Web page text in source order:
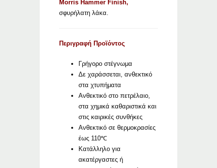
Morris Hammer Finish,
σφυρήλατη λάκα.
Περιγραφή Προϊόντος
Γρήγορο στέγνωμα
Δε χαράσσεται, ανθεκτικό
στα χτυπήματα
Ανθεκτικό στο πετρέλαιο,
στα χημικά καθαριστικά και
στις καιρικές συνθήκες
Ανθεκτικό σε θερμοκρασίες
έως 110℃
Κατάλληλο για
ακατέργαστες ή